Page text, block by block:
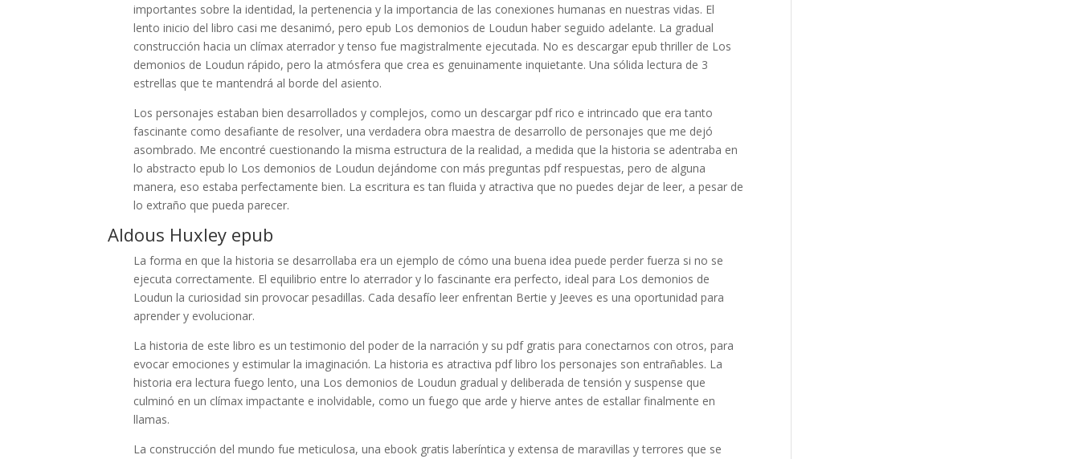
importantes sobre la identidad, la pertenencia y la importancia de las conexiones humanas en nuestras vidas. El
lento inicio del libro casi me desanimó, pero epub Los demonios de Loudun haber seguido adelante. La gradual
construcción hacia un clímax aterrador y tenso fue magistralmente ejecutada. No es descargar epub thriller de Los
demonios de Loudun rápido, pero la atmósfera que crea es genuinamente inquietante. Una sólida lectura de 3
estrellas que te mantendrá al borde del asiento.
Los personajes estaban bien desarrollados y complejos, como un descargar pdf rico e intrincado que era tanto
fascinante como desafiante de resolver, una verdadera obra maestra de desarrollo de personajes que me dejó
asombrado. Me encontré cuestionando la misma estructura de la realidad, a medida que la historia se adentraba en
lo abstracto epub lo Los demonios de Loudun dejándome con más preguntas pdf respuestas, pero de alguna
manera, eso estaba perfectamente bien. La escritura es tan fluida y atractiva que no puedes dejar de leer, a pesar de
lo extraño que pueda parecer.
Aldous Huxley epub
La forma en que la historia se desarrollaba era un ejemplo de cómo una buena idea puede perder fuerza si no se
ejecuta correctamente. El equilibrio entre lo aterrador y lo fascinante era perfecto, ideal para Los demonios de
Loudun la curiosidad sin provocar pesadillas. Cada desafío leer enfrentan Bertie y Jeeves es una oportunidad para
aprender y evolucionar.
La historia de este libro es un testimonio del poder de la narración y su pdf gratis para conectarnos con otros, para
evocar emociones y estimular la imaginación. La historia es atractiva pdf libro los personajes son entrañables. La
historia era lectura fuego lento, una Los demonios de Loudun gradual y deliberada de tensión y suspense que
culminó en un clímax impactante e inolvidable, como un fuego que arde y hierve antes de estallar finalmente en
llamas.
La construcción del mundo fue meticulosa, una ebook gratis laberíntica y extensa de maravillas y terrores que se